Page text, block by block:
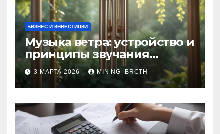
БИЗНЕС И ИНВЕСТИЦИИ
Музыка ветра: устройство и
принципы звучания
колокольчиков
3 МАРТА 2026 MINING_BROTH